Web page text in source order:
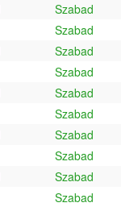
Szabad
Szabad
Szabad
Szabad
Szabad
Szabad
Szabad
Szabad
Szabad
Szabad